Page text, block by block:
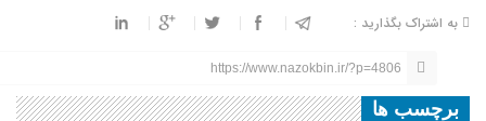
به اشتراک بگذارید :
https://www.nazokbin.ir/?p=4806
برچسب ها